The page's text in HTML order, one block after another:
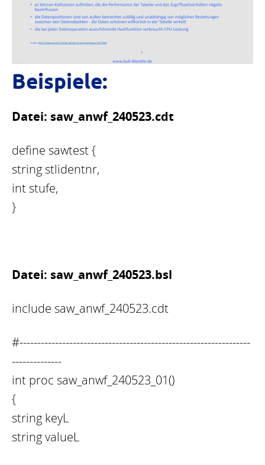
Beispiele:
Datei: saw_anwf_240523.cdt
define sawtest {
string stlidentnr,
int stufe,
}
Datei: saw_anwf_240523.bsl
include saw_anwf_240523.cdt
#-----------------------------------------------------------------
--------------
int proc saw_anwf_240523_01()
{
string keyL
string valueL